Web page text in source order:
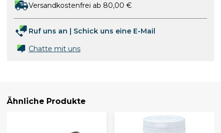
Versandkostenfrei ab 80,00 €
Ruf uns an | Schick uns eine E-Mail
Chatte mit uns
Ähnliche Produkte